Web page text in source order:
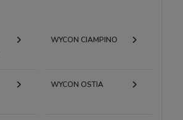
WYCON CIAMPINO
WYCON OSTIA